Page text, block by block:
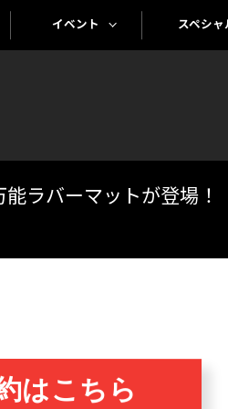
イベント スペシャ
ラバーマットが登場！
はこちら